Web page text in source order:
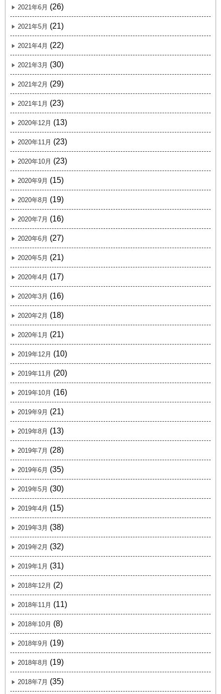
2021年6月 (26)
2021年5月 (21)
2021年4月 (22)
2021年3月 (30)
2021年2月 (29)
2021年1月 (23)
2020年12月 (13)
2020年11月 (23)
2020年10月 (23)
2020年9月 (15)
2020年8月 (19)
2020年7月 (16)
2020年6月 (27)
2020年5月 (21)
2020年4月 (17)
2020年3月 (16)
2020年2月 (18)
2020年1月 (21)
2019年12月 (10)
2019年11月 (20)
2019年10月 (16)
2019年9月 (21)
2019年8月 (13)
2019年7月 (28)
2019年6月 (35)
2019年5月 (30)
2019年4月 (15)
2019年3月 (38)
2019年2月 (32)
2019年1月 (31)
2018年12月 (2)
2018年11月 (11)
2018年10月 (8)
2018年9月 (19)
2018年8月 (19)
2018年7月 (35)